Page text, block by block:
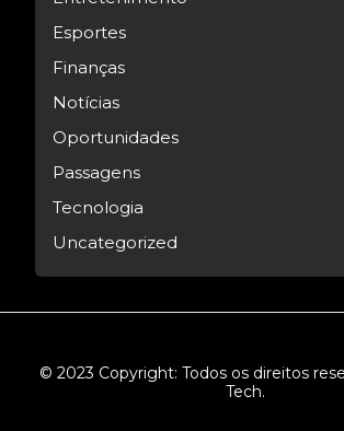
Esportes
Finanças
Notícias
Oportunidades
Passagens
Tecnologia
Uncategorized
© 2023 Copyright: Todos os direitos
Tech.